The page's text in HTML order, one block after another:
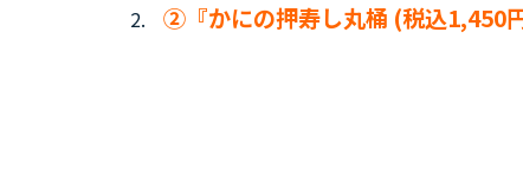
②『かにの押寿し丸桶 (税込1,450円